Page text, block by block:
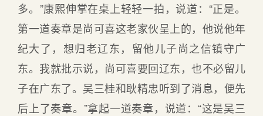
多。”康熙伸掌在桌上轻轻一拍，说道：“正是。
第一道奏章是尚可喜这老家伙呈上的，他说他年
纪大了，想归老辽东，留他儿子尚之信镇守广
东。我就批示说，尚可喜要回辽东，也不必留儿
子在广东了。吴三桂和耿精忠听到了消息，便先
后上了奏章。”拿起一道奏章，说道：“这是吴三